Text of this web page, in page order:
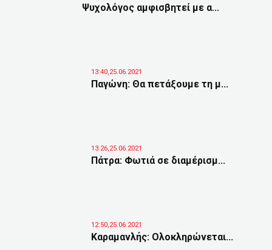
Ψυχολόγος αμφισβητεί με α...
13:40,25.06.2021
Παγώνη: Θα πετάξουμε τη μ...
13:26,25.06.2021
Πάτρα: Φωτιά σε διαμέρισμ...
12:50,25.06.2021
Καραμανλής: Ολοκληρώνεται...